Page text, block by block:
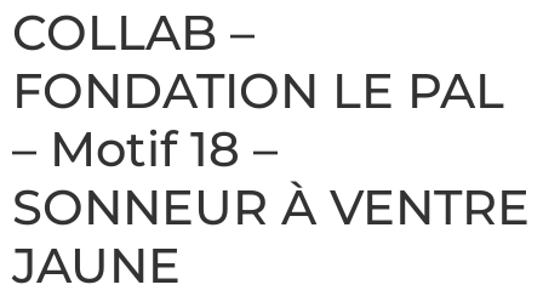
COLLAB –
FONDATION LE PAL
– Motif 18 –
SONNEUR À VENTRE
JAUNE